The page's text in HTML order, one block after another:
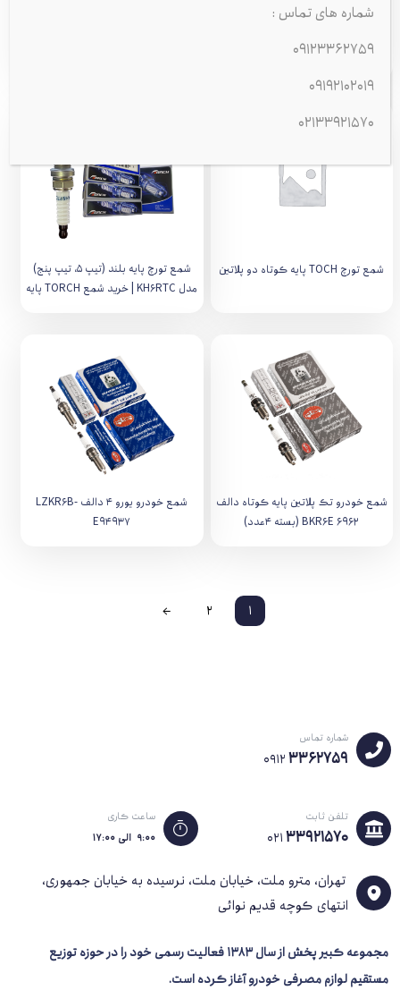
FLR8LDCU RUSS
221,760 تومان
شمع تورچ TOCH پایه کوتاه دو پلاتین
شمع تورچ پایه بلند (تیپ ۵، تیپ پنج)
مدل KH6RTC | خرید شمع TORCH پایه
شمع خودرو تک پلاتین پایه کوتاه دالف
BKR6E 6962 (بسته 4عدد)
شمع خودرو یورو 4 دالف LZKR6B-
E94937
1
2
←
شماره تماس
09123362759
تلفن ثابت
02133921570
ساعت کاری
۹:۰۰ الی ۱۷:۰۰
تهران، مترو ملت، خیابان ملت، نرسیده به خیابان جمهوری،
انتهای کوچه قدیم نوائی
مجموعه کبیر پخش از سال 1383
فعالیت رسمی خود را در حوزه توزیع
مستقیم لوازم مصرفی خودرو آغاز کرده است.
شماره های تماس :
09123362759
09192102019
02133921570